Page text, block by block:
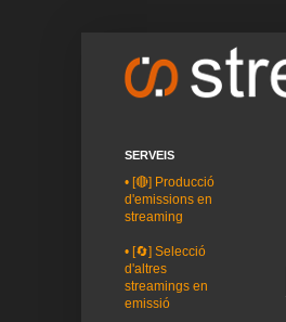
SERVEIS
• [🔴] Producció
d'emissions en
streaming
• [🔄] Selecció
d'altres
streamings en
emissió